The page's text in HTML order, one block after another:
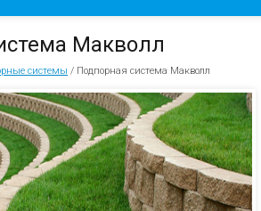
Макволл
системы / Подпорная система Макволл